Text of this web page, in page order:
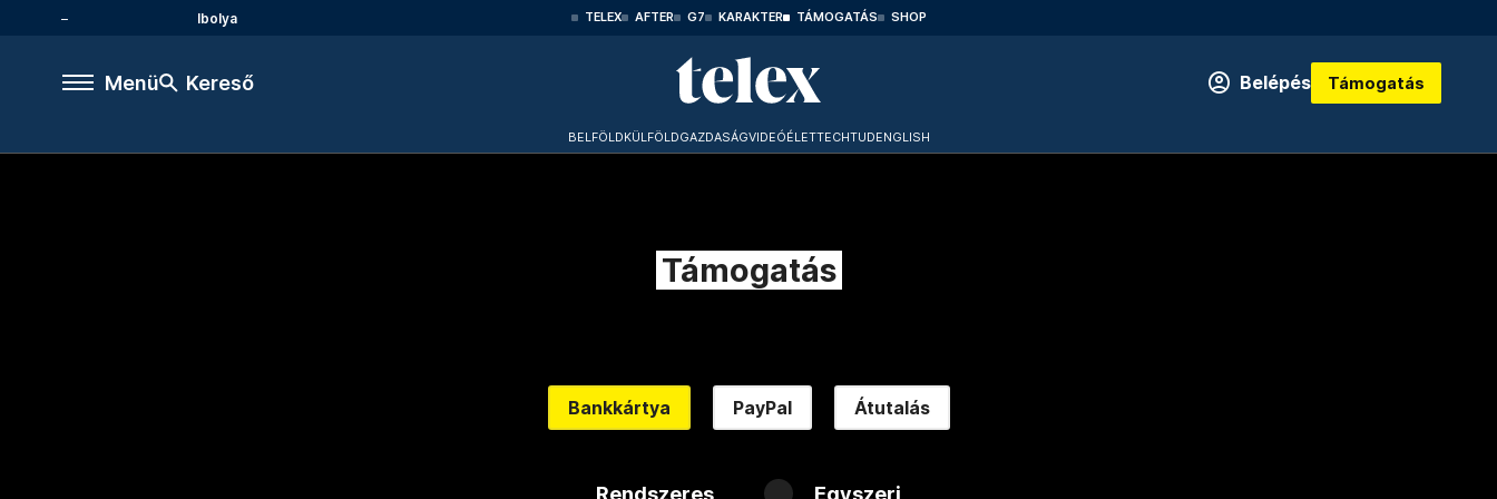
Ibolya TELEX AFTER G7 KARAKTER TÁMOGATÁS SHOP
Menü Kereső Belépés Támogatás
BELFÖLDKÜLFÖLDGAZDASÁGVIDEÓÉLETTECHTUDENGLISH
Támogatás
Bankkártya PayPal Átutalás
Rendszeres Egyszeri